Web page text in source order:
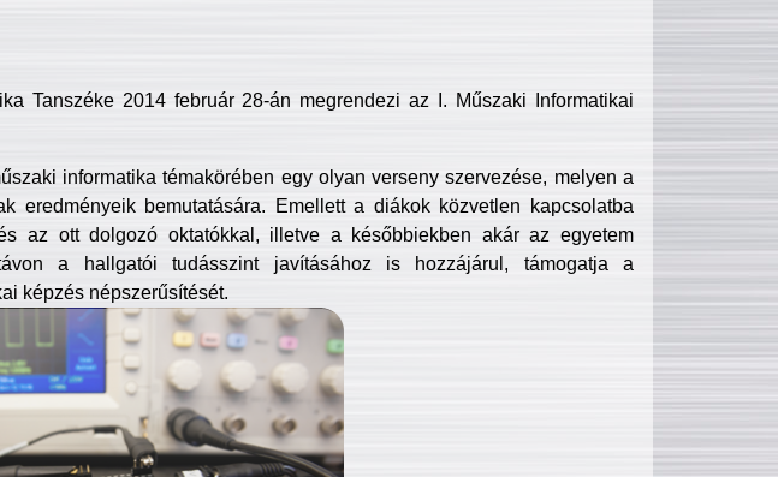
Tanszéke 2014 február 28-án megrendezi az I. Műszaki Informatikai
informatika témakörében egy olyan verseny szervezése, melyen a
eredményeik bemutatására. Emellett a diákok közvetlen kapcsolatba
az ott dolgozó oktatókkal, illetve a későbbiekben akár az egyetem
a hallgatói tudásszint javításához is hozzájárul, támogatja a
képzés népszerűsítését.